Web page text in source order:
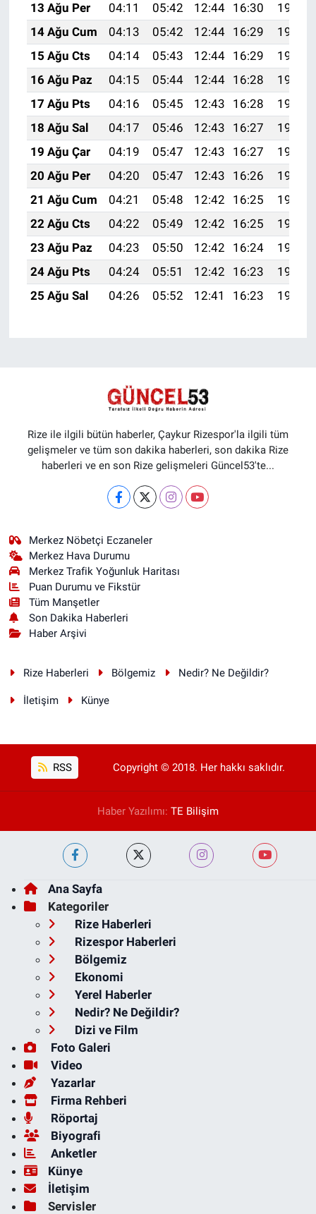
13 Ağu Per
04:11 05:42 12:44 16:30
19:37
14 Ağu Cum
04:13 05:42 12:44 16:29
19:35
15 Ağu Cts
04:14 05:43 12:44 16:29
19:34
16 Ağu Paz
04:15 05:44 12:44 16:28
19:33
17 Ağu Pts
04:16 05:45 12:43 16:28
19:32
18 Ağu Sal
04:17 05:46 12:43 16:27
19:30
19 Ağu Çar
04:19 05:47 12:43 16:27
19:29
20 Ağu Per
04:20 05:47 12:43 16:26
19:28
21 Ağu Cum
04:21 05:48 12:42 16:25
19:27
22 Ağu Cts
04:22 05:49 12:42 16:25
19:25
23 Ağu Paz
04:23 05:50 12:42 16:24
19:24
24 Ağu Pts
04:24 05:51 12:42 16:23
19:23
25 Ağu Sal
04:26 05:52 12:41 16:23 19:21
Rize ile ilgili bütün haberler, Çaykur Rizespor'la ilgili tüm
gelişmeler ve tüm son dakika haberleri, son dakika Rize
haberleri ve en son Rize gelişmeleri Güncel53'te...
Merkez Nöbetçi Eczaneler
Merkez Hava Durumu
Merkez Trafik Yoğunluk Haritası
Puan Durumu ve Fikstür
Tüm Manşetler
Son Dakika Haberleri
Haber Arşivi
Rize Haberleri Bölgemiz Nedir? Ne Değildir?
İletişim Künye
RSS Copyright © 2018. Her hakkı saklıdır.
Haber Yazılımı: TE Bilişim
Ana Sayfa
Kategoriler
Rize Haberleri
Rizespor Haberleri
Bölgemiz
Ekonomi
Yerel Haberler
Nedir? Ne Değildir?
Dizi ve Film
Foto Galeri
Video
Yazarlar
Firma Rehberi
Röportaj
Biyografi
Anketler
Künye
İletişim
Servisler